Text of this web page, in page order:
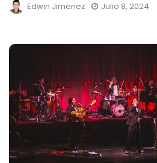
Edwin Jimenez Julio 8, 2024